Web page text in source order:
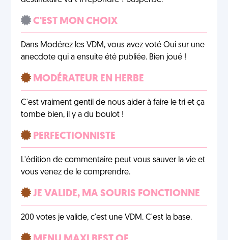
C'EST MON CHOIX
Dans Modérez les VDM, vous avez voté Oui sur une
anecdote qui a ensuite été publiée. Bien joué !
MODÉRATEUR EN HERBE
C'est vraiment gentil de nous aider à faire le tri et ça
tombe bien, il y a du boulot !
PERFECTIONNISTE
L'édition de commentaire peut vous sauver la vie et
vous venez de le comprendre.
JE VALIDE, MA SOURIS FONCTIONNE
200 votes je valide, c'est une VDM. C'est la base.